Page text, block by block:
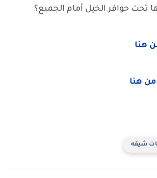
تحت حوافر الخيل أمام الجميع؟
هنا
هنا
شيقه